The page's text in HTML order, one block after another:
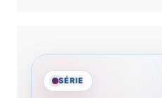
SÉRIE